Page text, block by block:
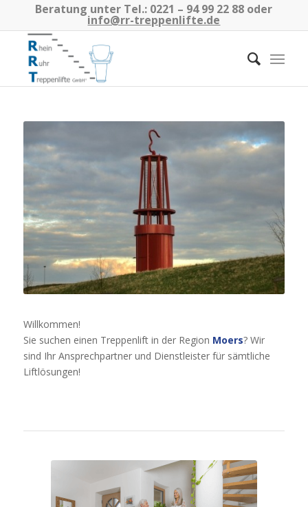
Beratung unter Tel.: 0221 – 94 99 22 88 oder
info@rr-treppenlifte.de
Willkommen!
Sie suchen einen Treppenlift in der Region Moers? Wir
sind Ihr Ansprechpartner und Dienstleister für sämtliche
Liftlösungen!